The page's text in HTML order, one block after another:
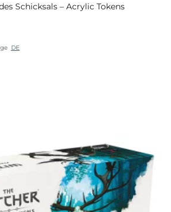
Schicksals – Acrylic Tokens
DE